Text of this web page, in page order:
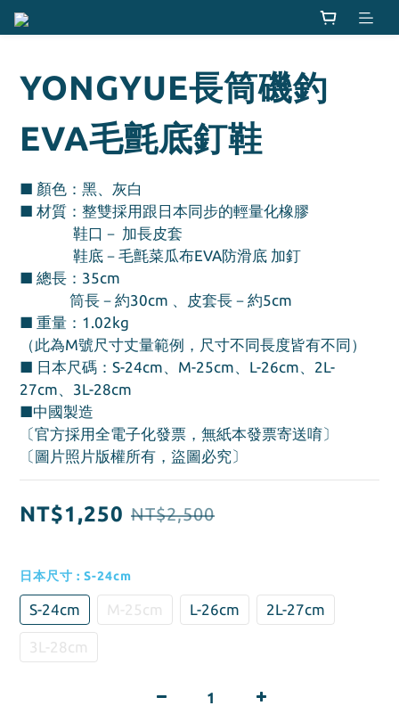
YONGYUE長筒磯釣
EVA毛氈底釘鞋
■ 顏色：黑、灰白
■ 材質：整雙採用跟日本同步的輕量化橡膠
               鞋口－ 加長皮套
               鞋底－毛氈菜瓜布EVA防滑底 加釘
■ 總長：35cm
              筒長－約30cm 、皮套長－約5cm
■ 重量：1.02kg
（此為M號尺寸丈量範例，尺寸不同長度皆有不同）
■ 日本尺碼：S-24cm、M-25cm、L-26cm、2L-
27cm、3L-28cm
■中國製造
〔官方採用全電子化發票，無紙本發票寄送唷〕
〔圖片照片版權所有，盜圖必究〕
NT$1,250 NT$2,500
日本尺寸 : S-24cm
S-24cm M-25cm L-26cm 2L-27cm
3L-28cm